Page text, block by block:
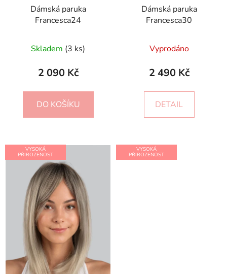
Dámská paruka
Francesca24
Skladem (3 ks)
2 090 Kč
DO KOŠÍKU
Dámská paruka
Francesca30
Vyprodáno
2 490 Kč
DETAIL
VYSOKÁ
PŘIROZENOST
VYSOKÁ
PŘIROZENOST